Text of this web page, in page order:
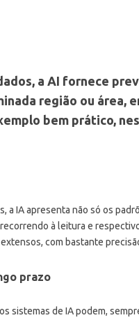
a AI fornece
região ou área,
bem prático,
a IA apresenta não só os
à leitura e
com bastante
prazo
sistemas de IA podem,